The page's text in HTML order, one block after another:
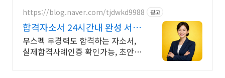
https://blog.naver.com/tjdwkd9988 광고
합격자소서 24시간내 완성 서류
합격의 비밀
무스펙 무경력도 합격하는 자소서,
실제합격사례인증 확인가능, 초안없